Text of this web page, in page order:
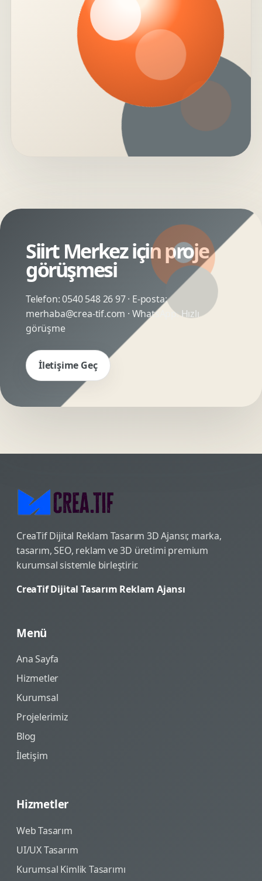
Siirt Merkez için proje
görüşmesi
Telefon:0540 548 26 97· E-posta:
merhaba@crea-tif.com · WhatsApp:Hızlı
görüşme
İletişime Geç
CreaTif Dijital Reklam Tasarım 3D Ajansı; marka,
tasarım, SEO, reklam ve 3D üretimi premium
kurumsal sistemle birleştirir.
CreaTif Dijital Tasarım Reklam Ajansı
Menü
Ana Sayfa
Hizmetler
Kurumsal
Projelerimiz
Blog
İletişim
Hizmetler
Web Tasarım
UI/UX Tasarım
Kurumsal Kimlik Tasarımı